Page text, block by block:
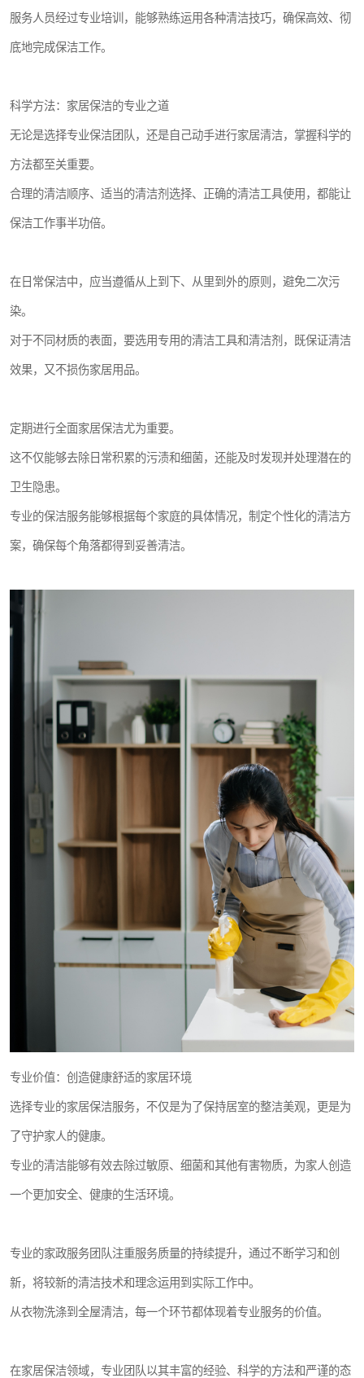
服务人员经过专业培训，能够熟练运用各种清洁技巧，确保高效、彻
底地完成保洁工作。
科学方法：家居保洁的专业之道
无论是选择专业保洁团队，还是自己动手进行家居清洁，掌握科学的
方法都至关重要。
合理的清洁顺序、适当的清洁剂选择、正确的清洁工具使用，都能让
保洁工作事半功倍。
在日常保洁中，应当遵循从上到下、从里到外的原则，避免二次污
染。
对于不同材质的表面，要选用专用的清洁工具和清洁剂，既保证清洁
效果，又不损伤家居用品。
定期进行全面家居保洁尤为重要。
这不仅能够去除日常积累的污渍和细菌，还能及时发现并处理潜在的
卫生隐患。
专业的保洁服务能够根据每个家庭的具体情况，制定个性化的清洁方
案，确保每个角落都得到妥善清洁。
专业价值：创造健康舒适的家居环境
选择专业的家居保洁服务，不仅是为了保持居室的整洁美观，更是为
了守护家人的健康。
专业的清洁能够有效去除过敏原、细菌和其他有害物质，为家人创造
一个更加安全、健康的生活环境。
专业的家政服务团队注重服务质量的持续提升，通过不断学习和创
新，将较新的清洁技术和理念运用到实际工作中。
从衣物洗涤到全屋清洁，每一个环节都体现着专业服务的价值。
在家居保洁领域，专业团队以其丰富的经验、科学的方法和严谨的态